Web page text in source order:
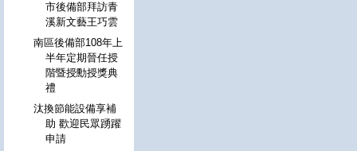
市後備部拜訪青
溪新文藝王巧雲
南區後備部108年上
半年定期晉任授
階暨授勳授獎典
禮
汰換節能設備享補
助 歡迎民眾踴躍
申請